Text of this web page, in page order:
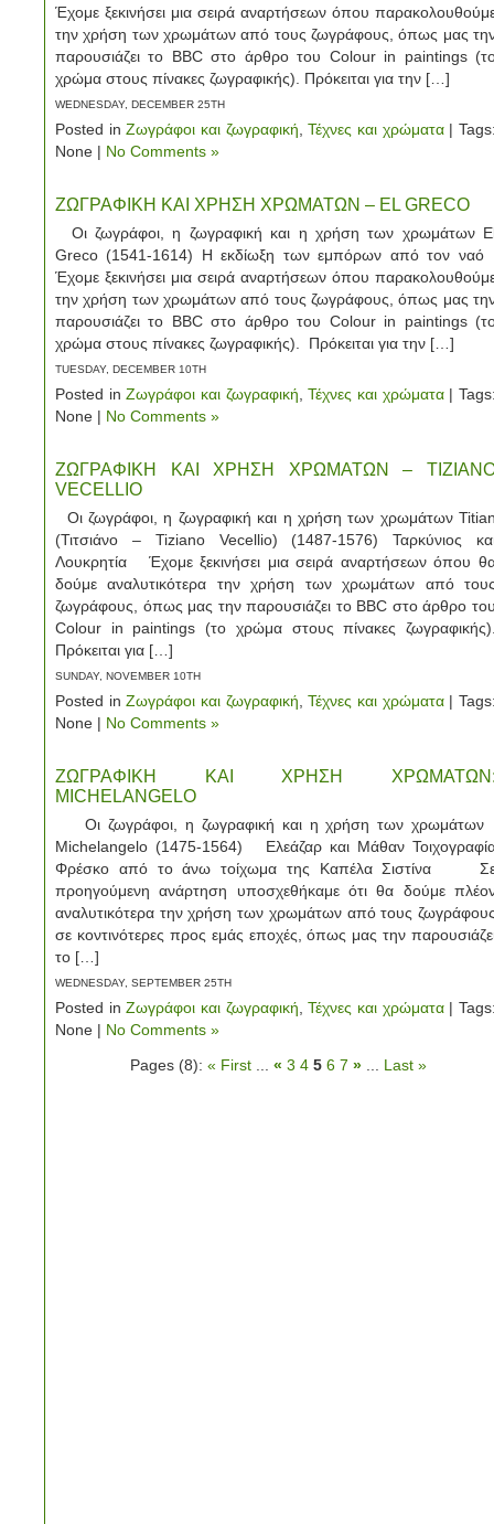
Έχομε ξεκινήσει μια σειρά αναρτήσεων όπου
την χρήση των χρωμάτων από τους ζωγράφους, όπως μας
παρουσιάζει το BBC στο άρθρο του Colour in paintings
χρώμα στους πίνακες ζωγραφικής). Πρόκειται για την […]
WEDNESDAY, DECEMBER 25TH
Posted inΖωγράφοι και ζωγραφική ,Τέχνες και χρώματα|
None | No Comments »
ΖΩΓΡΑΦΙΚΗ ΚΑΙ ΧΡΗΣΗ ΧΡΩΜΑΤΩΝ – EL GRECO
Οι ζωγράφοι, η ζωγραφική και η χρήση των χρωμάτων
Greco (1541-1614) Η εκδίωξη των εμπόρων από τον
Έχομε ξεκινήσει μια σειρά αναρτήσεων όπου
την χρήση των χρωμάτων από τους ζωγράφους, όπως μας
παρουσιάζει το BBC στο άρθρο του Colour in paintings
χρώμα στους πίνακες ζωγραφικής). Πρόκειται για την […]
TUESDAY, DECEMBER 10TH
Posted inΖωγράφοι και ζωγραφική ,Τέχνες και χρώματα|
None | No Comments »
ΖΩΓΡΑΦΙΚΗ ΚΑΙ ΧΡΗΣΗ ΧΡΩΜΑΤΩΝ –
VECELLIO
Οι ζωγράφοι, η ζωγραφική και η χρήση των χρωμάτων
(Τιτσιάνο – Tiziano Vecelliο) (1487-1576) Ταρκύνιος
Λουκρητία Έχομε ξεκινήσει μια σειρά αναρτήσεων όπου
δούμε αναλυτικότερα την χρήση των χρωμάτων από
ζωγράφους, όπως μας την παρουσιάζει το BBC στο άρθρο
Colour in paintings (το χρώμα στους πίνακες
Πρόκειται για […]
SUNDAY, NOVEMBER 10TH
Posted inΖωγράφοι και ζωγραφική ,Τέχνες και χρώματα|
None | No Comments »
ΖΩΓΡΑΦΙΚΗ ΚΑΙ ΧΡΗΣΗ
MICHELANGELO
Οι ζωγράφοι, η ζωγραφική και η χρήση των
Michelangelo (1475-1564) Ελεάζαρ και Μάθαν
Φρέσκο από το άνω τοίχωμα της Καπέλα Σιστίνα
προηγούμενη ανάρτηση υποσχεθήκαμε ότι θα δούμε
αναλυτικότερα την χρήση των χρωμάτων από τους
σε κοντινότερες προς εμάς εποχές, όπως μας την
το […]
WEDNESDAY, SEPTEMBER 25TH
Posted inΖωγράφοι και ζωγραφική ,Τέχνες και χρώματα|
None | No Comments »
Pages (8): « First « 3 4 5 6 7 » Last »